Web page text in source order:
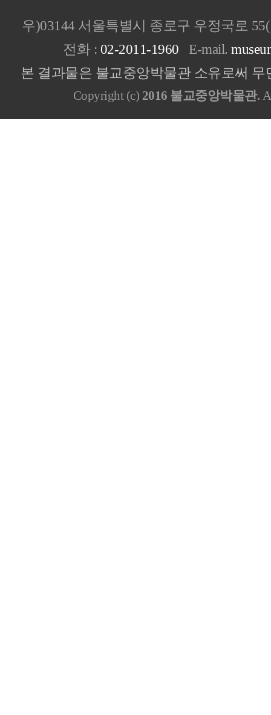
우)03144 서울특별시 종로구 우정국로
전화 : 02-2011-1960 E-mail.
본 결과물은 불교중앙박물관 소유로써
Copyright (c) 2016 불교중앙박물관.